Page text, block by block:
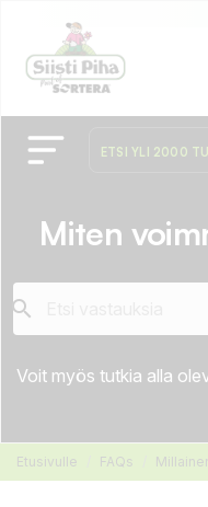
Miten

Voit myös tutkia alla
Etusivulle FAQs